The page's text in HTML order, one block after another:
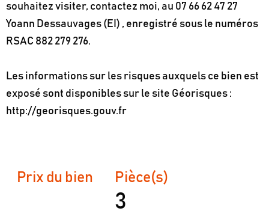
souhaitez visiter, contactez moi, au 07 66 62 47 27
Yoann Dessauvages (EI) , enregistré sous le numéros
RSAC 882 279 276.
Les informations sur les risques auxquels ce bien est
exposé sont disponibles sur le site Géorisques :
http://georisques.gouv.fr
Prix du bien Pièce(s)
3